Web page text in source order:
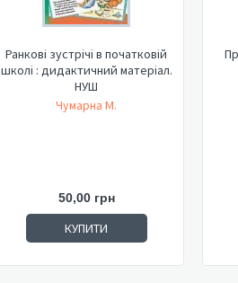
Ранкові зустрічі в початковій
школі : дидактичний матеріал.
НУШ
Чумарна М.
50,00 грн
КУПИТИ